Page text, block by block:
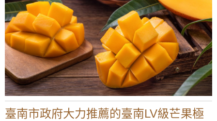
臺南市政府大力推薦的臺南LV級芒果極